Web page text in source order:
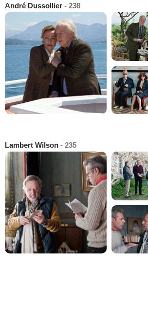
André Dussollier - 238
Lambert Wilson - 235